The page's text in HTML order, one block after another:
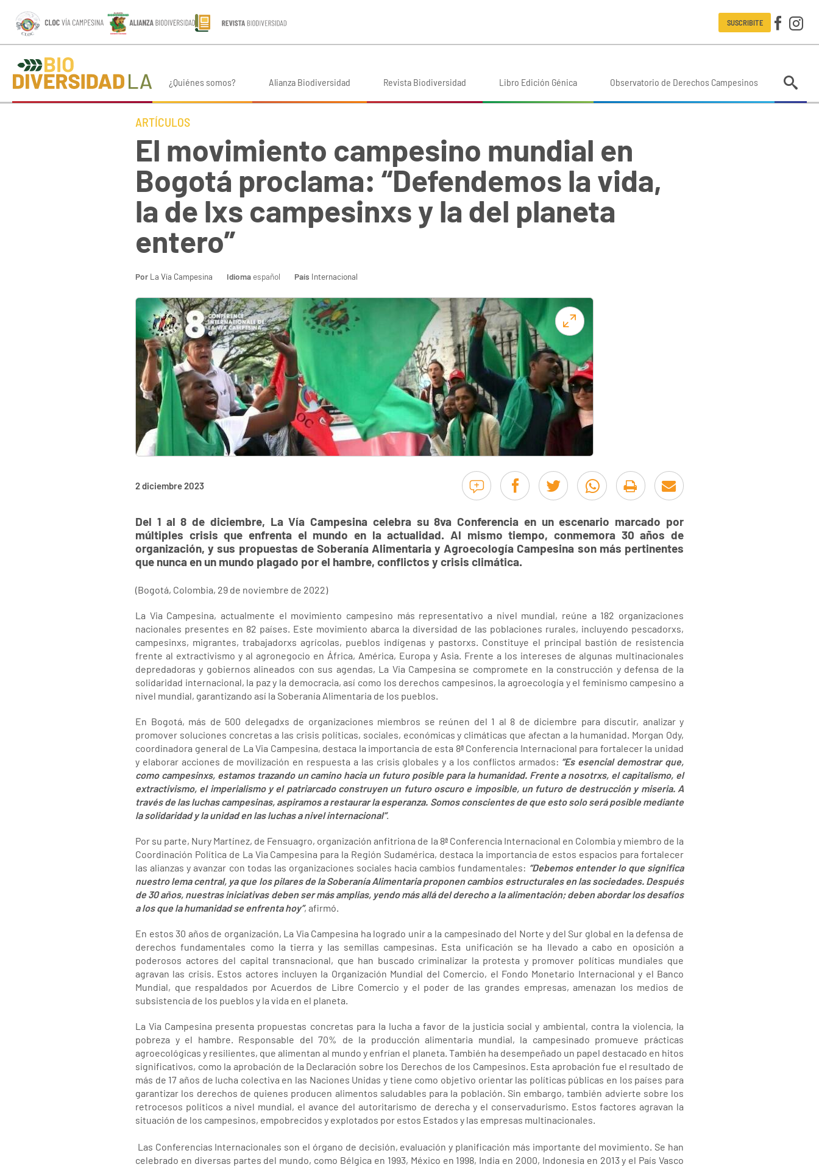
SUSCRIBITE
¿Quiénes somos? Alianza Biodiversidad Revista Biodiversidad Libro Edición Génica Observatorio de Derechos Campesinos
ARTÍCULOS
El movimiento campesino mundial en
Bogotá proclama: “Defendemos la vida,
la de lxs campesinxs y la del planeta
entero”
Por La Vía Campesina Idioma español País Internacional
2 diciembre 2023
Del 1 al 8 de diciembre, La Vía Campesina celebra su 8va Conferencia en un escenario marcado por
múltiples crisis que enfrenta el mundo en la actualidad. Al mismo tiempo, conmemora 30 años de
organización, y sus propuestas de Soberanía Alimentaria y Agroecología Campesina son más pertinentes
que nunca en un mundo plagado por el hambre, conflictos y crisis climática.
(Bogotá, Colombia, 29 de noviembre de 2022)
La Via Campesina, actualmente el movimiento campesino más representativo a nivel mundial, reúne a 182 organizaciones
nacionales presentes en 82 países. Este movimiento abarca la diversidad de las poblaciones rurales, incluyendo pescadorxs,
campesinxs, migrantes, trabajadorxs agrícolas, pueblos indígenas y pastorxs. Constituye el principal bastión de resistencia
frente al extractivismo y al agronegocio en África, América, Europa y Asia. Frente a los intereses de algunas multinacionales
depredadoras y gobiernos alineados con sus agendas, La Via Campesina se compromete en la construcción y defensa de la
solidaridad internacional, la paz y la democracia, así como los derechos campesinos, la agroecología y el feminismo campesino a
nivel mundial, garantizando así la Soberanía Alimentaria de los pueblos.
En Bogotá, más de 500 delegadxs de organizaciones miembros se reúnen del 1 al 8 de diciembre para discutir, analizar y
promover soluciones concretas a las crisis políticas, sociales, económicas y climáticas que afectan a la humanidad. Morgan Ody,
coordinadora general de La Via Campesina, destaca la importancia de esta 8ª Conferencia Internacional para fortalecer la unidad
y elaborar acciones de movilización en respuesta a las crisis globales y a los conflictos armados: “Es esencial demostrar que,
como campesinxs, estamos trazando un camino hacia un futuro posible para la humanidad. Frente a nosotrxs, el capitalismo, el
extractivismo, el imperialismo y el patriarcado construyen un futuro oscuro e imposible, un futuro de destrucción y miseria. A
través de las luchas campesinas, aspiramos a restaurar la esperanza. Somos conscientes de que esto solo será posible mediante
la solidaridad y la unidad en las luchas a nivel internacional”.
Por su parte, Nury Martínez, de Fensuagro, organización anfitriona de la 8ª Conferencia Internacional en Colombia y miembro de la
Coordinación Política de La Via Campesina para la Región Sudamérica, destaca la importancia de estos espacios para fortalecer
las alianzas y avanzar con todas las organizaciones sociales hacia cambios fundamentales: “Debemos entender lo que significa
nuestro lema central, ya que los pilares de la Soberanía Alimentaria proponen cambios estructurales en las sociedades. Después
de 30 años, nuestras iniciativas deben ser más amplias, yendo más allá del derecho a la alimentación; deben abordar los desafíos
a los que la humanidad se enfrenta hoy”, afirmó.
En estos 30 años de organización, La Via Campesina ha logrado unir a la campesinado del Norte y del Sur global en la defensa de
derechos fundamentales como la tierra y las semillas campesinas. Esta unificación se ha llevado a cabo en oposición a
poderosos actores del capital transnacional, que han buscado criminalizar la protesta y promover políticas mundiales que
agravan las crisis. Estos actores incluyen la Organización Mundial del Comercio, el Fondo Monetario Internacional y el Banco
Mundial, que respaldados por Acuerdos de Libre Comercio y el poder de las grandes empresas, amenazan los medios de
subsistencia de los pueblos y la vida en el planeta.
La Via Campesina presenta propuestas concretas para la lucha a favor de la justicia social y ambiental, contra la violencia, la
pobreza y el hambre. Responsable del 70% de la producción alimentaria mundial, la campesinado promueve prácticas
agroecológicas y resilientes, que alimentan al mundo y enfrían el planeta. También ha desempeñado un papel destacado en hitos
significativos, como la aprobación de la Declaración sobre los Derechos de los Campesinos. Esta aprobación fue el resultado de
más de 17 años de lucha colectiva en las Naciones Unidas y tiene como objetivo orientar las políticas públicas en los países para
garantizar los derechos de quienes producen alimentos saludables para la población. Sin embargo, también advierte sobre los
retrocesos políticos a nivel mundial, el avance del autoritarismo de derecha y el conservadurismo. Estos factores agravan la
situación de los campesinos, empobrecidos y explotados por estos Estados y las empresas multinacionales.
Las Conferencias Internacionales son el órgano de decisión, evaluación y planificación más importante del movimiento. Se han
celebrado en diversas partes del mundo, como Bélgica en 1993, México en 1998, India en 2000, Indonesia en 2013 y el País Vasco